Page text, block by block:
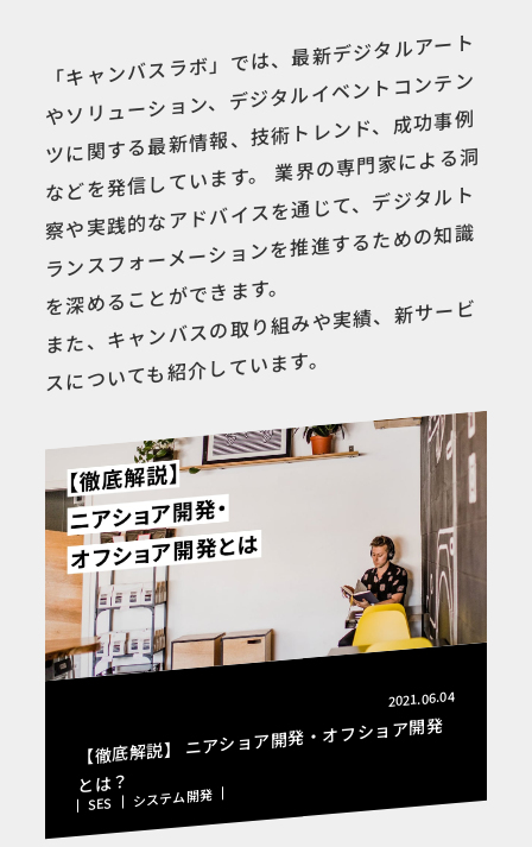
「キャンバスラボ」では、最新デジタルアート
やソリューション、デジタルイベントコンテン
ツに関する最新情報、技術トレンド、成功事例
などを発信しています。 業界の専門家による洞
察や実践的なアドバイスを通じて、デジタルト
ランスフォーメーションを推進するための知識
を深めることができます。
また、キャンバスの取り組みや実績、新サービ
スについても紹介しています。
2021.06.04
【徹底解説】 ニアショア開発・オフショア開発
とは？
SES システム開発